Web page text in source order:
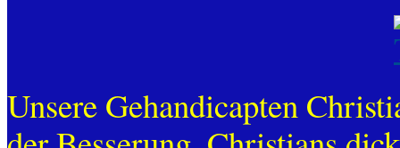
Unsere Gehandicapten